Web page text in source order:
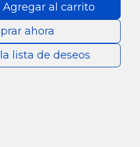
Agregar al carrito
ahora
lista de deseos